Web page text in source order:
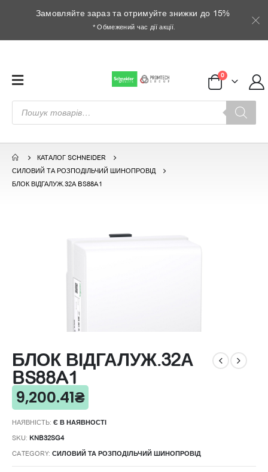
Замовляйте зараз та отримуйте знижки до 15%
* Обмежений час дії акції.
Пошук
товарів
0
КАТАЛОГ SCHNEIDER
СИЛОВИЙ ТА РОЗПОДІЛЬЧИЙ ШИНОПРОВІД
БЛОК ВІДГАЛУЖ.32А BS88A1
БЛОК ВІДГАЛУЖ.32А
BS88A1
9,200.41₴
НАЯВНІСТЬ: Є В НАЯВНОСТІ
SKU: KNB32SG4
CATEGORY: СИЛОВИЙ ТА РОЗПОДІЛЬЧИЙ ШИНОПРОВІД